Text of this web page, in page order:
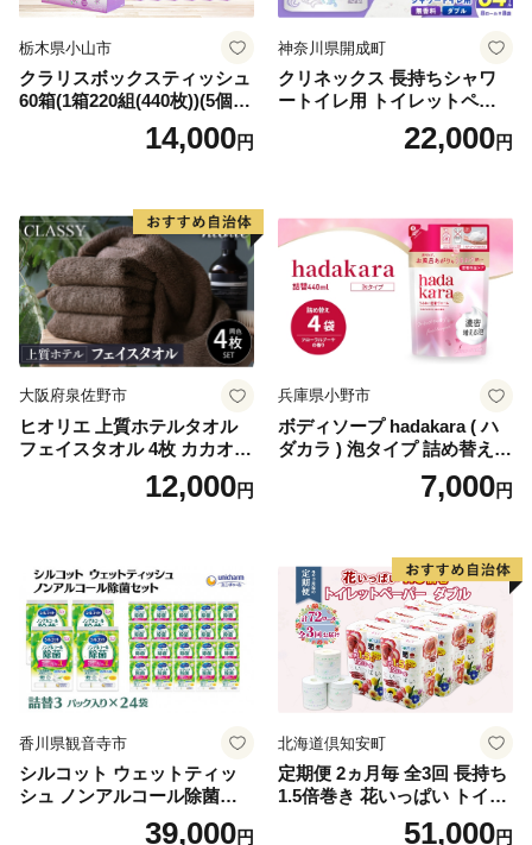
栃木県小山市
クラリスボックスティッシュ
60箱(1箱220組(440枚))(5個入
り×12セット)【1256759】
14,000円
神奈川県開成町
クリネックス 長持ちシャワ
ートイレ用 トイレットペー
パー（ダブル）64ロール(8ロ
ール×8パック) 開成町 トイレ
蓄 防災 エコ 消耗品 生活雑貨
生活用品 無香料 トイレット
ペーパー ダブル といれっと
ぺーぱー トイレ クレシア ト
イレットペーパー [BDBH002
-1]
22,000円
大阪府泉佐野市
ヒオリエ 上質ホテルタオル
フェイスタオル 4枚 カカオ
【タオル 泉州タオル 吸水 普
段使い 無地 シンプル 日用品
12,000円
兵庫県小野市
ボディソープ hadakara ( ハ
ダカラ ) 泡タイプ 詰め替え 4
40ml×4袋 ボディーソープ 泡
ボディソープ 泡 日用品 消耗
泡石鹸 石鹸 兵庫 兵庫県 小野
7,000円
香川県観音寺市
シルコット ウェットティッ
シュ ノンアルコール除菌詰
替（43枚×3P）×24袋 日用品
39,000円
北海道倶知安町
定期便 2ヵ月毎 全3回 長持ち
1.5倍巻き 花いっぱい トイレ
ットペーパー ダブル 45ｍ 計
51,000円